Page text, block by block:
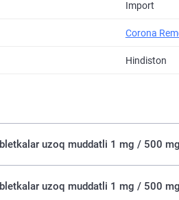
Import
Corona
Hindiston
uzoq muddatli 1 mg / 500
uzoq muddatli 1 mg / 500